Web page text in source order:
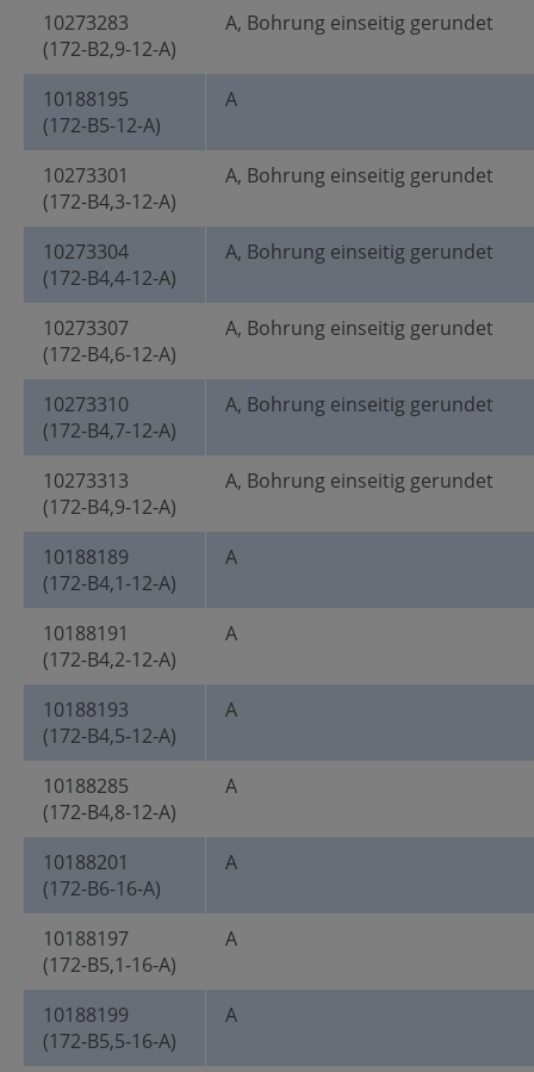
10273283
(172-B2,9-12-A)
A, Bohrung einseitig gerundet
10188195
(172-B5-12-A)
A
10273301
(172-B4,3-12-A)
A, Bohrung einseitig gerundet
10273304
(172-B4,4-12-A)
A, Bohrung einseitig gerundet
10273307
(172-B4,6-12-A)
A, Bohrung einseitig gerundet
10273310
(172-B4,7-12-A)
A, Bohrung einseitig gerundet
10273313
(172-B4,9-12-A)
A, Bohrung einseitig gerundet
10188189
(172-B4,1-12-A)
A
10188191
(172-B4,2-12-A)
A
10188193
(172-B4,5-12-A)
A
10188285
(172-B4,8-12-A)
A
10188201
(172-B6-16-A)
A
10188197
(172-B5,1-16-A)
A
10188199
(172-B5,5-16-A)
A